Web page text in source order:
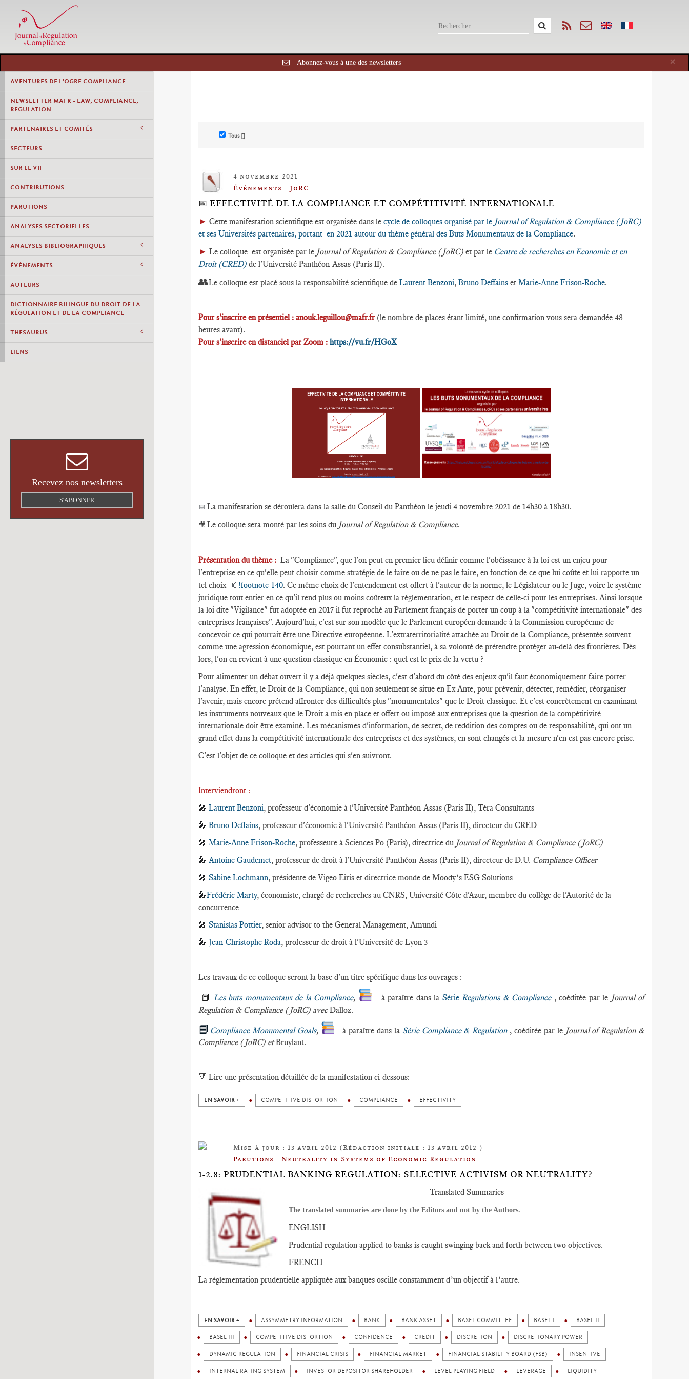
×
Abonnez-vous à une des newsletters
AVENTURES DE L'OGRE COMPLIANCE
NEWSLETTER MAFR - LAW, COMPLIANCE,
REGULATION
PARTENAIRES ET COMITÉS
SECTEURS
SUR LE VIF
CONTRIBUTIONS
PARUTIONS
ANALYSES SECTORIELLES
ANALYSES BIBLIOGRAPHIQUES
ÉVÉNEMENTS
AUTEURS
DICTIONNAIRE BILINGUE DU DROIT DE LA
RÉGULATION ET DE LA COMPLIANCE
THESAURUS
LIENS
Recevez nos newsletters
S'ABONNER
Tous []
4 novembre 2021
Événements : JoRC
📅 EFFECTIVITÉ DE LA COMPLIANCE ET COMPÉTITIVITÉ INTERNATIONALE
► Cette manifestation scientifique est organisée dans le cycle de colloques organisé par le Journal of Regulation & Compliance (JoRC)
et ses Universités partenaires, portant en 2021 autour du thème général des Buts Monumentaux de la Compliance.
► Le colloque est organisée par le Journal of Regulation & Compliance (JoRC) et par le Centre de recherches en Economie et en
Droit (CRED) de l'Université Panthéon-Assas (Paris II).
👥Le colloque est placé sous la responsabilité scientifique de Laurent Benzoni, Bruno Deffains et Marie-Anne Frison-Roche.
Pour s'inscrire en présentiel : anouk.leguillou@mafr.fr(le nombre de places étant limité, une confirmation vous sera demandée 48
heures avant).
Pour s'inscrire en distanciel par Zoom : https://vu.fr/HGoX
📅 La manifestation se déroulera dans la salle du Conseil du Panthéon le jeudi 4 novembre 2021 de 14h30 à 18h30.
🎥 Le colloque sera monté par les soins du Journal of Regulation & Compliance.
Présentation du thème : La "Compliance", que l'on peut en premier lieu définir comme l'obéissance à la loi est un enjeu pour
l'entreprise en ce qu'elle peut choisir comme stratégie de le faire ou de ne pas le faire, en fonction de ce que lui coûte et lui rapporte un
tel choix 📎 !footnote-140. Ce même choix de l'entendement est offert à l'auteur de la norme, le Législateur ou le Juge, voire le système
juridique tout entier en ce qu'il rend plus ou moins coûteux la réglementation, et le respect de celle-ci pour les entreprises. Ainsi lorsque
la loi dite "Vigilance" fut adoptée en 2017 il fut reproché au Parlement français de porter un coup à la "compétitivité internationale" des
entreprises françaises". Aujourd'hui, c'est sur son modèle que le Parlement européen demande à la Commission européenne de
concevoir ce qui pourrait être une Directive européenne. L'extraterritorialité attachée au Droit de la Compliance, présentée souvent
comme une agression économique, est pourtant un effet consubstantiel, à sa volonté de prétendre protéger au-delà des frontières. Dès
lors, l'on en revient à une question classique en Économie : quel est le prix de la vertu ?
Pour alimenter un débat ouvert il y a déjà quelques siècles, c'est d'abord du côté des enjeux qu'il faut économiquement faire porter
l'analyse. En effet, le Droit de la Compliance, qui non seulement se situe en Ex Ante, pour prévenir, détecter, remédier, réorganiser
l'avenir, mais encore prétend affronter des difficultés plus "monumentales" que le Droit classique. Et c'est concrètement en examinant
les instruments nouveaux que le Droit a mis en place et offert ou imposé aux entreprises que la question de la compétitivité
internationale doit être examiné. Les mécanismes d'information, de secret, de reddition des comptes ou de responsabilité, qui ont un
grand effet dans la compétitivité internationale des entreprises et des systèmes, en sont changés et la mesure n'en est pas encore prise.
C'est l'objet de ce colloque et des articles qui s'en suivront.
Interviendront :
🎤 Laurent Benzoni, professeur d'économie à l'Université Panthéon-Assas (Paris II), Téra Consultants
🎤 Bruno Deffains, professeur d'économie à l'Université Panthéon-Assas (Paris II), directeur du CRED
🎤 Marie-Anne Frison-Roche, professeure à Sciences Po (Paris), directrice du Journal of Regulation & Compliance (JoRC)
🎤 Antoine Gaudemet, professeur de droit à l'Université Panthéon-Assas (Paris II), directeur de D.U. Compliance Officer
🎤 Sabine Lochmann, présidente de Vigeo Eiris et directrice monde de Moody’s ESG Solutions
🎤Frédéric Marty, économiste, chargé de recherches au CNRS, Université Côte d'Azur, membre du collège de l'Autorité de la
concurrence
🎤 Stanislas Pottier, senior advisor to the General Management, Amundi
🎤 Jean-Christophe Roda, professeur de droit à l'Université de Lyon 3
Les travaux de ce colloque seront la base d'un titre spécifique dans les ouvrages :
📕 Les buts monumentaux de la Compliance, à paraître dans la Série Regulations & Compliance , coéditée par le Journal of
Regulation & Compliance (JoRC) avecDalloz.
📘 Compliance Monumental Goals, à paraître dans la Série Compliance & Regulation , coéditée par le Journal of Regulation &
Compliance (JoRC) etBruylant.
🔻 Lire une présentation détaillée de la manifestation ci-dessous:
EN SAVOIR + COMPETITIVE DISTORTION COMPLIANCE EFFECTIVITY
Mise à jour : 13 avril 2012 (Rédaction initiale : 13 avril 2012 )
Parutions : Neutrality in Systems of Economic Regulation
1-2.8: PRUDENTIAL BANKING REGULATION: SELECTIVE ACTIVISM OR NEUTRALITY?
Translated Summaries
The translated summaries are done by the Editors and not by the Authors.
ENGLISH
Prudential regulation applied to banks is caught swinging back and forth between two objectives.
FRENCH
La réglementation prudentielle appliquée aux banques oscille constamment d’un objectif à l’autre.
EN SAVOIR + ASSYMMETRY INFORMATION BANK BANK ASSET BASEL COMMITTEE BASEL I BASEL II
BASEL III COMPETITIVE DISTORTION CONFIDENCE CREDIT DISCRETION DISCRETIONARY POWER
DYNAMIC REGULATION FINANCIAL CRISIS FINANCIAL MARKET FINANCIAL STABILITY BOARD (FSB) INSENTIVE
INTERNAL RATING SYSTEM INVESTOR DEPOSITOR SHAREHOLDER LEVEL PLAYING FIELD LEVERAGE LIQUIDITY